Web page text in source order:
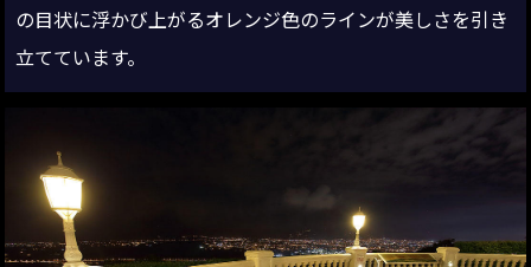
の目状に浮かび上がるオレンジ色のラインが美しさを引き
立てています。